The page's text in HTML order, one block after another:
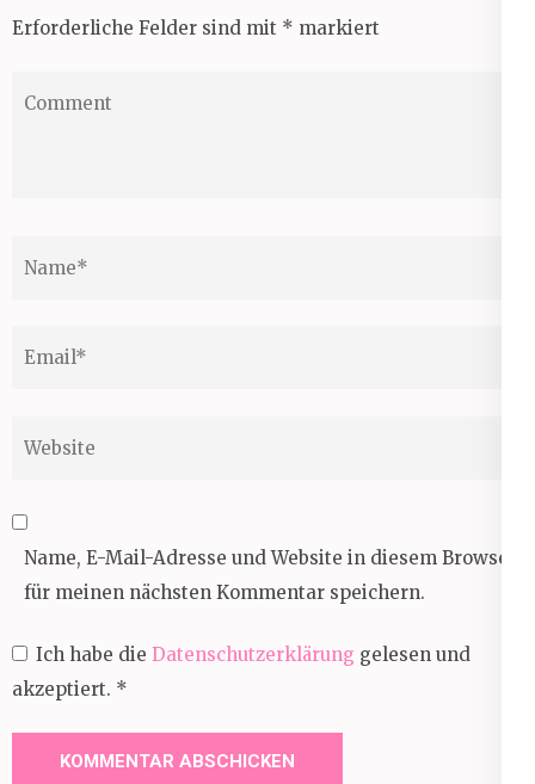
Erforderliche Felder sind mit * markiert
Name, E-Mail-Adresse und Website in diesem Browser
für meinen nächsten Kommentar speichern.
Ich habe die Datenschutzerklärung gelesen und
akzeptiert. *